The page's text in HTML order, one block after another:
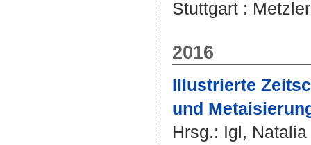
Stuttgart :
2016
Illustrierte
und
Hrsg.: Igl, Natalia